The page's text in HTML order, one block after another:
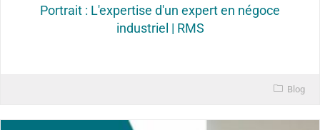
Portrait : L'expertise d'un expert en négoce
industriel | RMS
Blog